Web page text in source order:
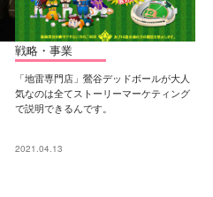
戦略・事業
「地雷専門店」鶯谷デッドボールが大人
気なのは全てストーリーマーケティング
で説明できるんです。
2021.04.13